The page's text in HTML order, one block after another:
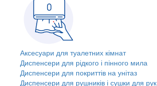
Аксесуари для туалетних кімнат
Диспенсери для рідкого і пінного мила
Диспенсери для покриттів на унітаз
Диспенсери для рушників і сушки для рук